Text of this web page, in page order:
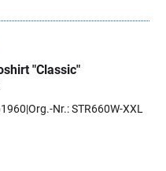
"Classic"
Org.-Nr.: STR660W-XXL